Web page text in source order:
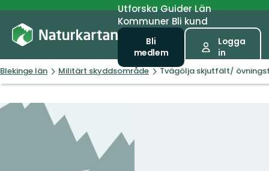
UtforskaGuiderLän
Kommuner Bli kund
Bli
medlem
Logga
in
Blekinge län Militärt skyddsområde Tvägölja skjutfält/